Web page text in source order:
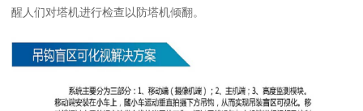
醒人们对塔机进行检查以防塔机倾翻。